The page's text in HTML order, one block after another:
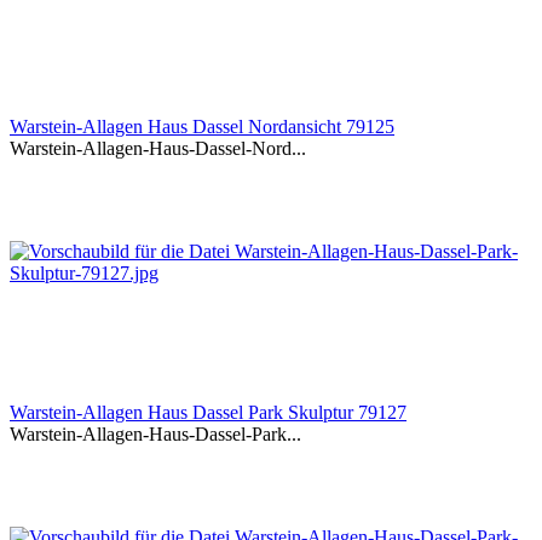
Warstein-Allagen Haus Dassel Nordansicht 79125
Warstein-Allagen-Haus-Dassel-Nord...
Warstein-Allagen Haus Dassel Park Skulptur 79127
Warstein-Allagen-Haus-Dassel-Park...